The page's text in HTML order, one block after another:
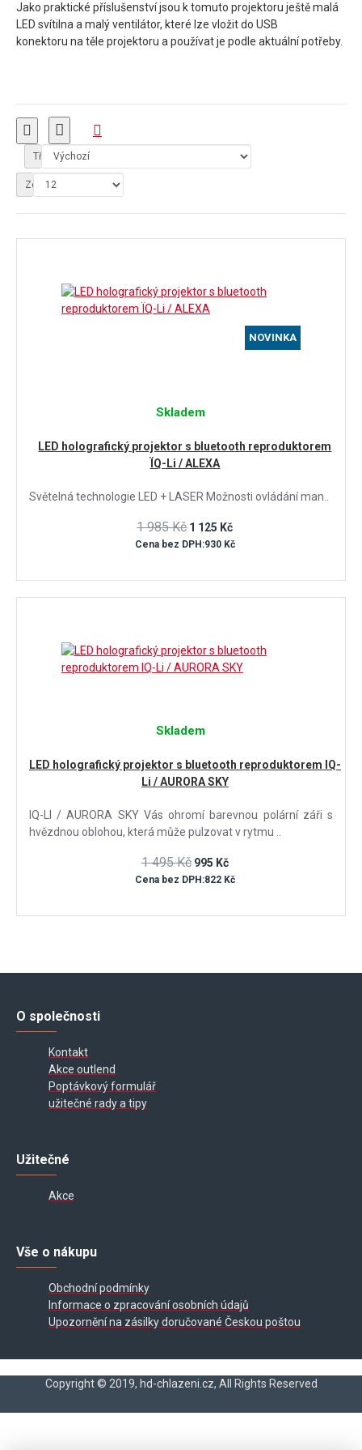
Jako praktické příslušenství jsou k tomuto projektoru ještě malá
LED svítilna a malý ventilátor, které lze vložit do USB
konektoru na těle projektoru a používat je podle aktuální potřeby.
Tříděno podle:
Zobrazit:
NOVINKA
Skladem
LED holografický projektor s bluetooth reproduktorem
ÏQ-Li / ALEXA
Světelná technologie LED + LASER Možnosti ovládání man..
1 985 Kč 1 125 Kč
Cena bez DPH:930 Kč
Skladem
LED holografický projektor s bluetooth reproduktorem IQ-
Li / AURORA SKY
IQ-LI / AURORA SKY Vás ohromí barevnou polární záři s
hvězdnou oblohou, která může pulzovat v rytmu ..
1 495 Kč 995 Kč
Cena bez DPH:822 Kč
O společnosti
Kontakt
Akce outlend
Poptávkový formulář
užitečné rady a tipy
Užitečné
Akce
Vše o nákupu
Obchodní podmínky
Informace o zpracování osobních údajů
Upozornění na zásilky doručované Českou poštou
Copyright © 2019, hd-chlazeni.cz, All Rights Reserved